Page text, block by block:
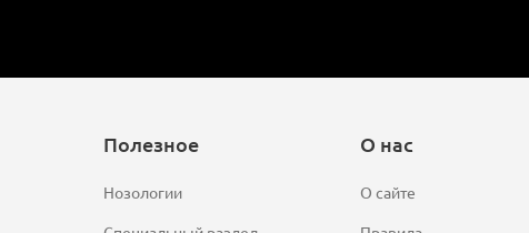
Полезное
Нозологии
О нас
О сайте